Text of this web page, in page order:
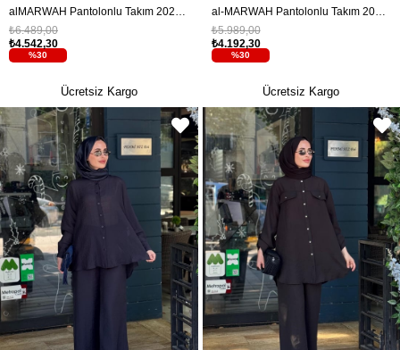
alMARWAH Pantolonlu Takım 202979 Acı Kahve
%30
₺4.542,30
₺6.489,00
Ücretsiz Kargo
al-MARWAH Pantolonlu Takım 203042 Yeşil
%30
₺4.192,30
₺5.989,00
Ücretsiz Kargo